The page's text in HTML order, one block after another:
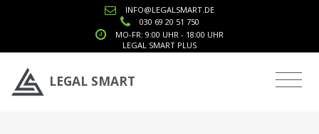
INFO@LEGALSMART.DE
030 69 20 51 750
MO-FR: 9:00 UHR - 18:00 UHR
LEGAL SMART PLUS
LEGAL SMARTTag: § 60 IfSG